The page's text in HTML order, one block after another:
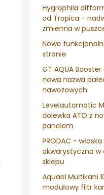
Hygrophila
od Tropica -
zmienna w
Nowe
stronie
GT AQUA Booster
nowa nazwa
nawozowych
Levelautomatic
dolewka ATO z
panelem
PRODAC -
akwarystyczna w
sklepu
Aquael Multikani
modułowy filtr